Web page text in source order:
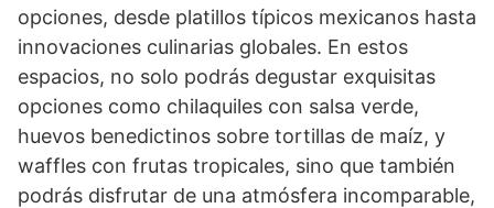
opciones, desde platillos típicos mexicanos hasta
innovaciones culinarias globales. En estos
espacios, no solo podrás degustar exquisitas
opciones como chilaquiles con salsa verde,
huevos benedictinos sobre tortillas de maíz, y
waffles con frutas tropicales, sino que también
podrás disfrutar de una atmósfera incomparable,